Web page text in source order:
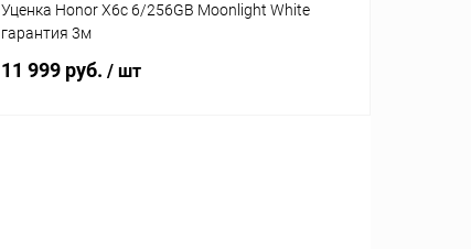
Уценка Honor X6c 6/256GB Moonlight White
гарантия 3м
11 999 руб. / шт